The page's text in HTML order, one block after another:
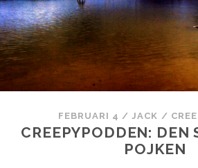
FEBRUARI 4 /JACK /
CREEPYPODDEN: DEN
POJKEN